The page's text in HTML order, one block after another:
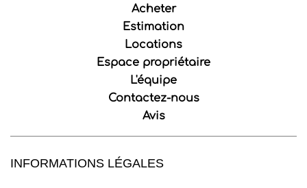
Acheter
Estimation
Locations
Espace propriétaire
L'équipe
Contactez-nous
Avis
INFORMATIONS LÉGALES